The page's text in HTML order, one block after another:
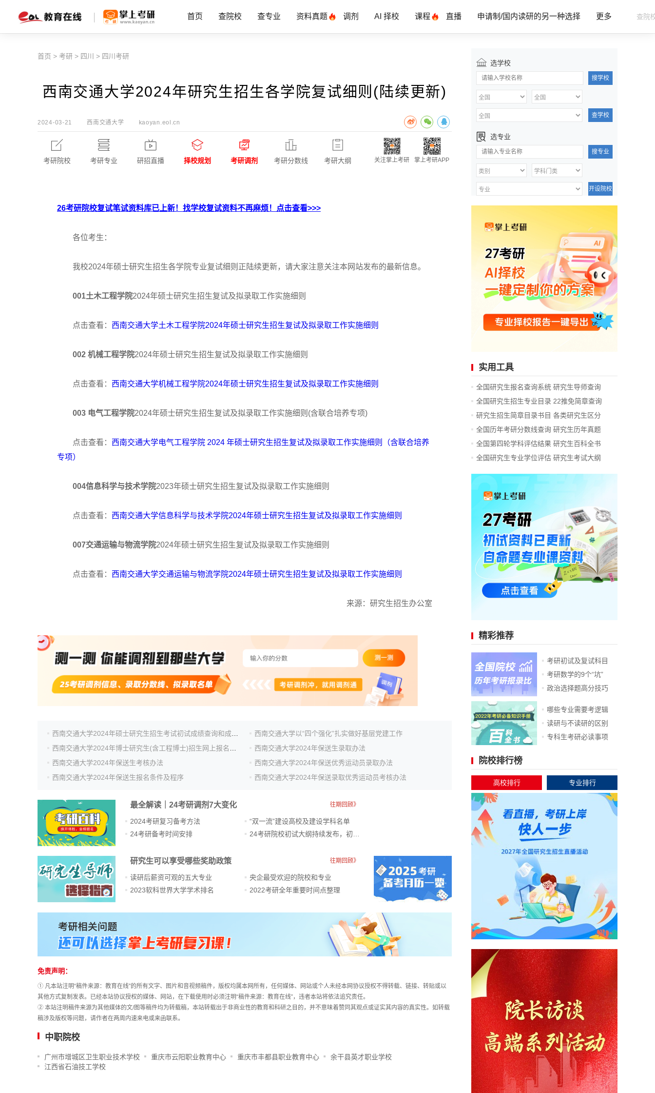
首页 查院校 查专业 资料真题 调剂 AI 择校 课程 直播 申请制/国内读研的另一种选择 更多
首页 > 考研 > 四川 > 四川考研
西南交通大学2024年研究生招生各学院复试细则(陆续更新)
2024-03-21 西南交通大学 kaoyan.eol.cn
考研院校 考研专业 研招直播 择校规划 考研调剂 考研分数线 考研大纲 关注掌上考研 掌上考研APP
26考研院校复试笔试资料库已上新！找学校复试资料不再麻烦！点击查看>>>
各位考生：
我校2024年硕士研究生招生各学院专业复试细则正陆续更新，请大家注意关注本网站发布的最新信息。
001土木工程学院2024年硕士研究生招生复试及拟录取工作实施细则
点击查看： 西南交通大学土木工程学院2024年硕士研究生招生复试及拟录取工作实施细则
002 机械工程学院2024年硕士研究生招生复试及拟录取工作实施细则
点击查看： 西南交通大学机械工程学院2024年硕士研究生招生复试及拟录取工作实施细则
003 电气工程学院2024年硕士研究生招生复试及拟录取工作实施细则(含联合培养专项)
点击查看： 西南交通大学电气工程学院 2024 年硕士研究生招生复试及拟录取工作实施细则（含联合培养
专项）
004信息科学与技术学院2023年硕士研究生招生复试及拟录取工作实施细则
点击查看： 西南交通大学信息科学与技术学院2024年硕士研究生招生复试及拟录取工作实施细则
007交通运输与物流学院2024年硕士研究生招生复试及拟录取工作实施细则
点击查看： 西南交通大学交通运输与物流学院2024年硕士研究生招生复试及拟录取工作实施细则
来源：研究生招生办公室
西南交通大学以“四个强化”扎实做好基层党建工作
西南交通大学2024年保送生录取办法
西南交通大学2024年保送生考核办法
西南交通大学2024年保送优秀运动员录取办法
西南交通大学2024年保送生报名条件及程序
西南交通大学2024年保送录取优秀运动员考核办法
最全解读｜24考研调剂7大变化 往期回顾》
2024考研复习备考方法
24考研备考时间安排
“双一流”建设高校及建设学科名单
研究生可以享受哪些奖助政策 往期回顾》
读研后薪资可观的五大专业
2023软科世界大学学术排名
央企最受欢迎的院校和专业
2022考研全年重要时间点整理
免责声明：
① 凡本站注明“稿件来源：教育在线”的所有文字、图片和音视频稿件，版权均属本网所有，任何媒体、网站或个人未经本网协议授权不得转载、链接、转贴或以
其他方式复制发表。已经本站协议授权的媒体、网站，在下载使用时必须注明“稿件来源：教育在线”，违者本站将依法追究责任。
② 本站注明稿件来源为其他媒体的文/图等稿件均为转载稿，本站转载出于非商业性的教育和科研之目的，并不意味着赞同其观点或证实其内容的真实性。如转载
稿涉及版权等问题，请作者在两周内速来电或来函联系。
中职院校
广州市增城区卫生职业技术学校 重庆市云阳职业教育中心 重庆市丰都县职业教育中心
余干县英才职业学校
江西省石油技工学校
选学校
搜学校
查学校
选专业
搜专业
开设院校
实用工具
全国研究生报名查询系统 研究生导师查询
全国研究生招生专业目录 22推免简章查询
研究生招生简章目录书目 各类研究生区分
全国历年考研分数线查询 研究生历年真题
全国第四轮学科评估结果 研究生百科全书
全国研究生专业学位评估 研究生考试大纲
精彩推荐
考研初试及复试科目
考研数学的9个“坑”
政治选择题高分技巧
哪些专业需要考逻辑
读研与不读研的区别
专科生考研必读事项
院校排行榜
高校排行 专业排行